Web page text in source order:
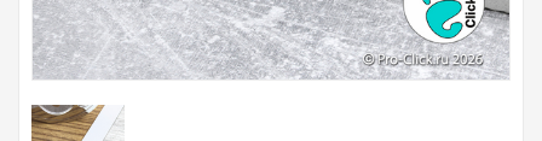
Доставка
Самовывоз
Контакты